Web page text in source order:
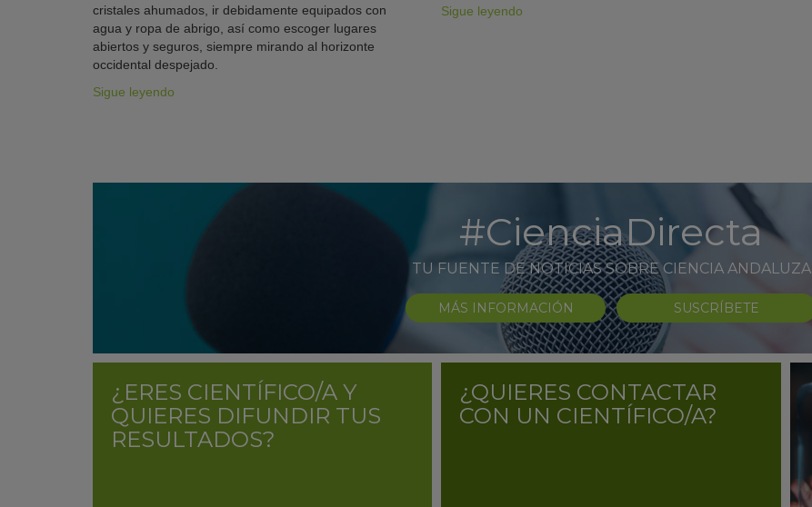
cristales ahumados, ir debidamente equipados con
agua y ropa de abrigo, así como escoger lugares
abiertos y seguros, siempre mirando al horizonte
occidental despejado.
Sigue leyendo
Sigue leyendo
#CienciaDirecta
TU FUENTE DE NOTICIAS SOBRE CIENCIA ANDALUZA
MÁS INFORMACIÓN SUSCRÍBETE
¿ERES CIENTÍFICO/A Y
QUIERES DIFUNDIR TUS
RESULTADOS?
¿QUIERES CONTACTAR
CON UN CIENTÍFICO/A?